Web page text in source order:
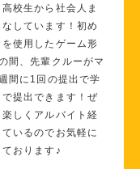
校生から社会人ま
しています！初め
使用したゲーム形
間、先輩クルーがマ
間に1回の提出で学
提出できます！ぜ
しくアルバイト経
いるのでお気軽に
おります♪